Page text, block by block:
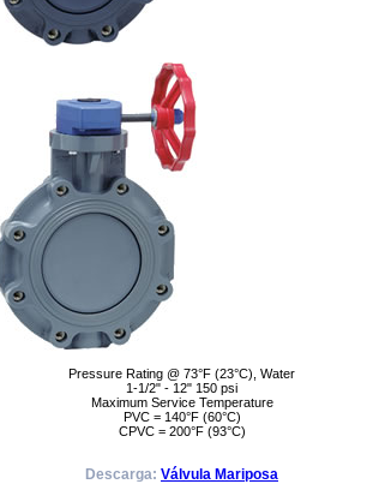
Pressure Rating @ 73°F (23°C), Water
1-1/2" - 12" 150 psi
Maximum Service Temperature
PVC = 140°F (60°C)
CPVC = 200°F (93°C)
Descarga: Válvula Mariposa